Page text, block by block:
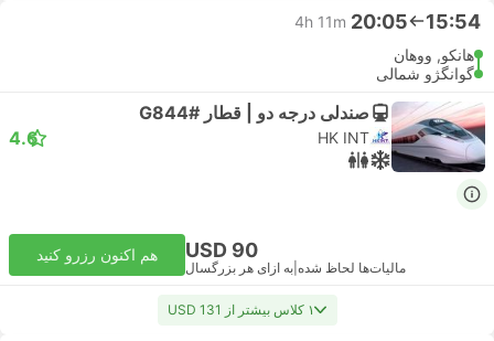
15:54
20:05
4h 11m
هانکو, ووهان
گوانگژو شمالی
صندلی درجه دو | قطار #G844
HK INT
4.6
USD 90
مالیات‌ها لحاظ شده به ازای هر بزرگسال
هم اکنون رزرو کنید
۱ کلاس بیشتر از USD 131